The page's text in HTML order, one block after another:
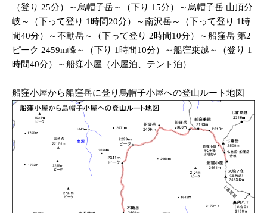
（登り 25分）～烏帽子岳～（下り 15分）～烏帽子岳 山頂分
岐～（下って登り 1時間20分）～南沢岳～（下って登り 1時
間40分）～不動岳～（下って登り 2時間10分）～船窪岳 第2
ピーク 2459m峰～（下り 1時間10分）～船窪乗越～（登り 1
時間40分）～船窪小屋（小屋泊、テント泊）
船窪小屋から船窪岳に登り烏帽子小屋への登山ルート地図